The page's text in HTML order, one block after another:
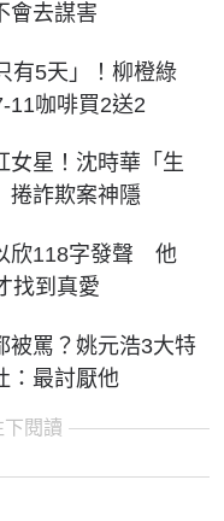
會去謀害
有5天」！柳橙綠
咖啡買2送2
女星！沈時華「生
詐欺案神隱
欣118字發聲 他
找到真愛
被罵？姚元浩3大特
最討厭他
下閱讀